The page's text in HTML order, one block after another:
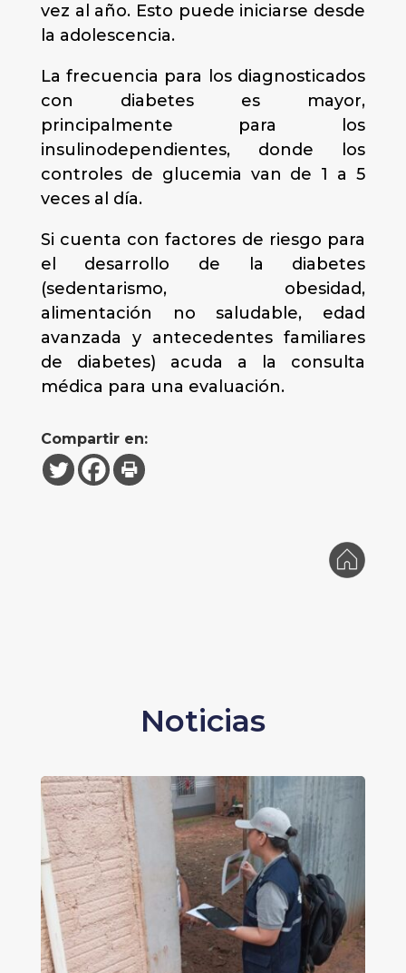
vez al año. Esto puede iniciarse desde
la adolescencia.
La frecuencia para los diagnosticados
con diabetes es mayor,
principalmente para los
insulinodependientes, donde los
controles de glucemia van de 1 a 5
veces al día.
Si cuenta con factores de riesgo para
el desarrollo de la diabetes
(sedentarismo, obesidad,
alimentación no saludable, edad
avanzada y antecedentes familiares
de diabetes) acuda a la consulta
médica para una evaluación.
Compartir en:
Noticias